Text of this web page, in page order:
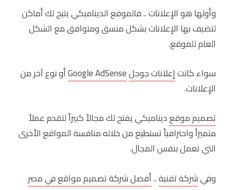
وأولها هو الإعلانات .. فالموقع الديناميكي يتيح لك أماكن
لتضيف بها الإعلانات بشكل منسق ومتوافق مع الشكل
العام للموقع.
سواء كانتإعلانات جوجلGoogle AdSenseأو نوع آخر من
الإعلانات.
تصميم موقعديناميكي يفتح لك مجالاً كبيراً لتقدم عملاً
متميزاً واحترافياً تستطيع من خلاله منافسة المواقع الأخرى
التي تعمل بنفس المجال.
وفيشركة تقنية..أفضل شركة تصميم مواقع في مصر